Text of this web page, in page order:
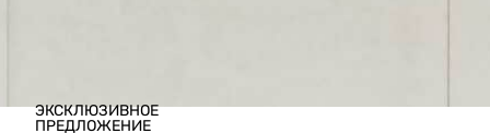
ЭКСКЛЮЗИВНОЕ
ПРЕДЛОЖЕНИЕ